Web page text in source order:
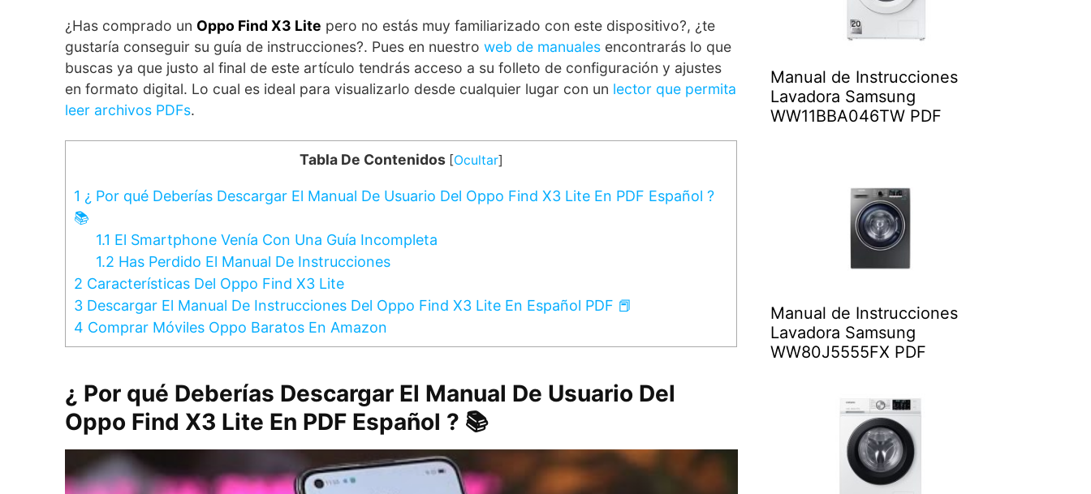
¿Has comprado un Oppo Find X3 Lite pero no estás muy familiarizado con este dispositivo?, ¿te
gustaría conseguir su guía de instrucciones?. Pues en nuestro web de manuales encontrarás lo que
buscas ya que justo al final de este artículo tendrás acceso a su folleto de configuración y ajustes
en formato digital. Lo cual es ideal para visualizarlo desde cualquier lugar con un lector que permita
leer archivos PDFs.
Tabla De Contenidos [Ocultar]
1 ¿ Por qué Deberías Descargar El Manual De Usuario Del Oppo Find X3 Lite En PDF Español ?
📚
1.1 El Smartphone Venía Con Una Guía Incompleta
1.2 Has Perdido El Manual De Instrucciones
2 Características Del Oppo Find X3 Lite
3 Descargar El Manual De Instrucciones Del Oppo Find X3 Lite En Español PDF 📕
4 Comprar Móviles Oppo Baratos En Amazon
¿ Por qué Deberías Descargar El Manual De Usuario Del
Oppo Find X3 Lite En PDF Español ? 📚
Manual de Instrucciones
Lavadora Samsung
WW11BBA046TW PDF
Manual de Instrucciones
Lavadora Samsung
WW80J5555FX PDF